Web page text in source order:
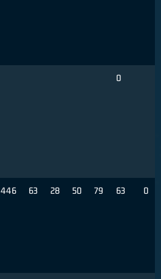
0
446 63 28 50 79 63 0